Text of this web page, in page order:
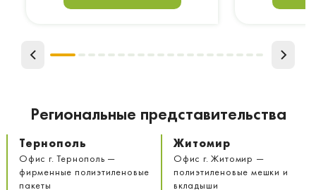
Региональные представительства
Тернополь
Офис г. Тернополь —
фирменные полиэтиленовые
пакеты
Житомир
Офис г. Житомир —
полиэтиленовые мешки и
вкладыши